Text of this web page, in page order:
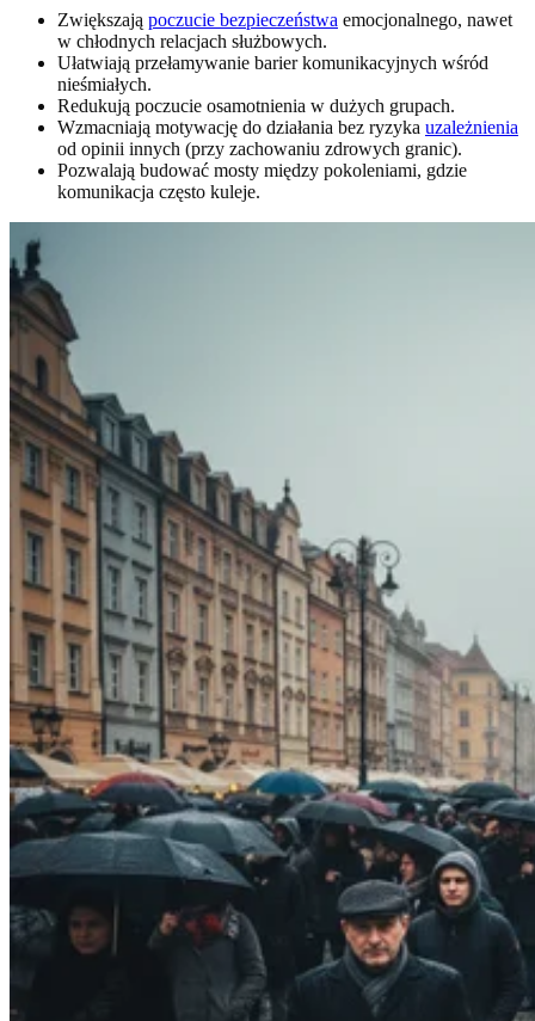
Zwiększają poczucie bezpieczeństwa emocjonalnego, nawet
w chłodnych relacjach służbowych.
Ułatwiają przełamywanie barier komunikacyjnych wśród
nieśmiałych.
Redukują poczucie osamotnienia w dużych grupach.
Wzmacniają motywację do działania bez ryzyka uzależnienia
od opinii innych (przy zachowaniu zdrowych granic).
Pozwalają budować mosty między pokoleniami, gdzie
komunikacja często kuleje.